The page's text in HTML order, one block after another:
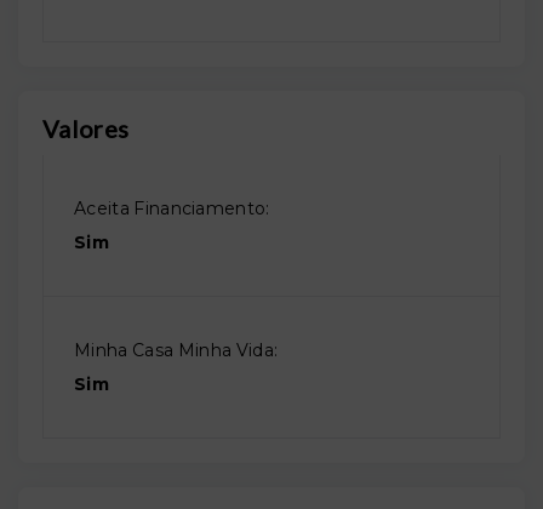
Valores
Aceita Financiamento:
Sim
Minha Casa Minha Vida:
Sim